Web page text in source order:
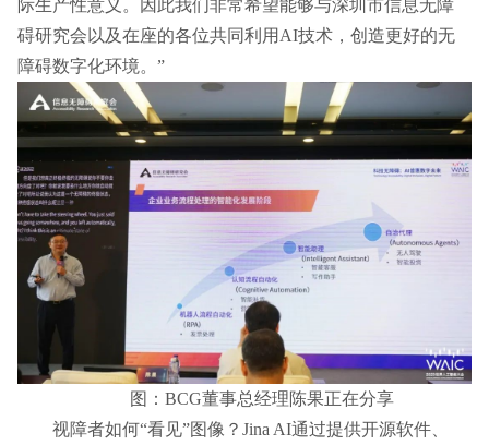
际生产性意义。因此我们非常希望能够与深圳市信息无障
碍研究会以及在座的各位共同利用AI技术，创造更好的无
障碍数字化环境。”
图：BCG董事总经理陈果正在分享
视障者如何“看见”图像？Jina AI通过提供开源软件、